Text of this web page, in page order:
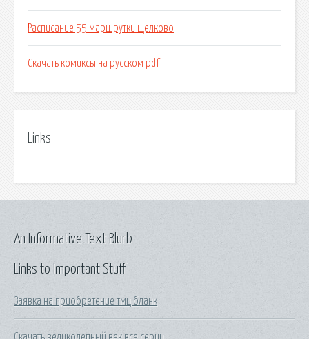
Расписание 55 маршрутки щелково
Скачать комиксы на русском pdf
Links
Links to Important Stuff
Заявка на приобретение тмц бланк
Скачать великолепный век все серии
An Informative Text Blurb